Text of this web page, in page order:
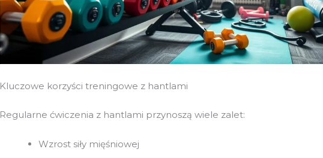
Kluczowe korzyści treningowe z hantlami
Regularne ćwiczenia z hantlami przynoszą wiele zalet:
Wzrost siły mięśniowej